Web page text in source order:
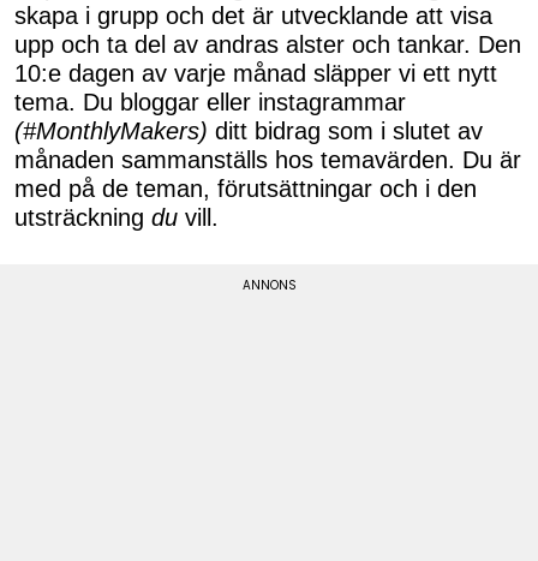
skapa i grupp och det är utvecklande att visa
upp och ta del av andras alster och tankar. Den
10:e dagen av varje månad släpper vi ett nytt
tema. Du bloggar eller instagrammar
(#MonthlyMakers) ditt bidrag som i slutet av
månaden sammanställs hos temavärden. Du är
med på de teman, förutsättningar och i den
utsträckning du vill.